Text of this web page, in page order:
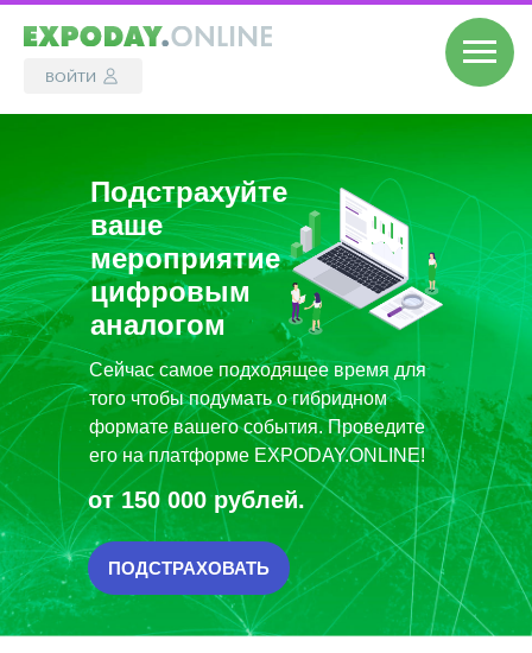
ВОЙТИ
Подстрахуйте
ваше
мероприятие
цифровым
аналогом
Сейчас самое подходящее время для
того чтобы подумать о гибридном
формате вашего события. Проведите
его на платформе EXPODAY.ONLINE!
от 150 000 рублей.
ПОДСТРАХОВАТЬ